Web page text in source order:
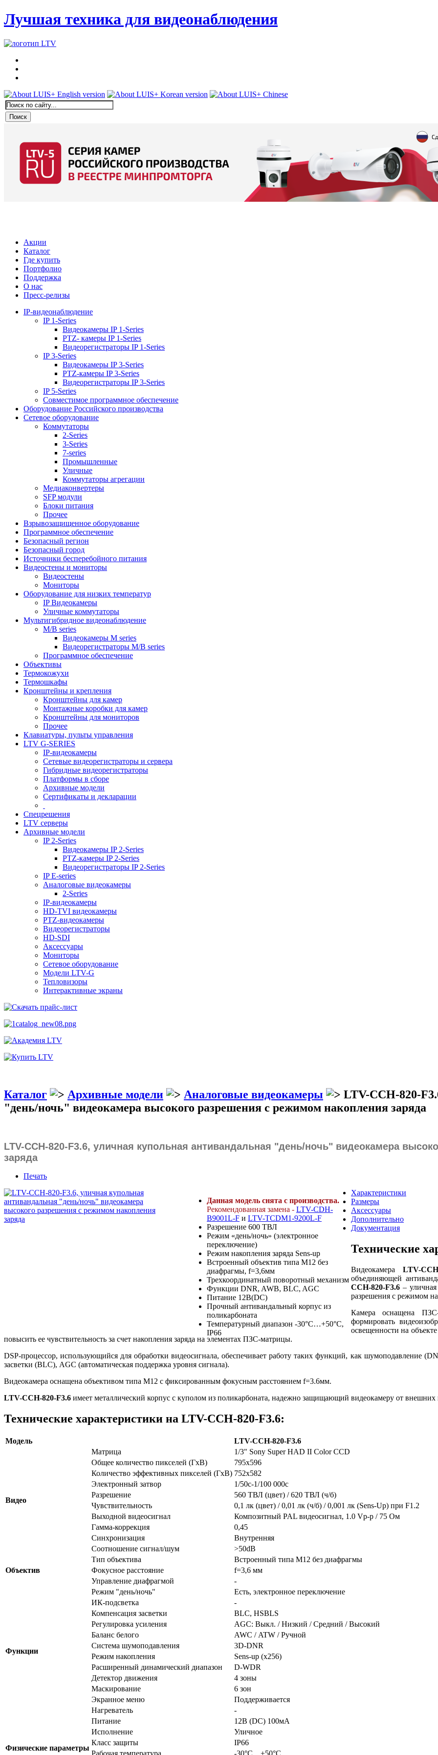
Лучшая техника для видеонаблюдения
Акции
Каталог
Где купить
Портфолио
Поддержка
О нас
Пресс-релизы
IP-видеонаблюдение
IP 1-Series
Видеокамеры IP 1-Series
PTZ- камеры IP 1-Series
Видеорегистраторы IP 1-Series
IP 3-Series
Видеокамеры IP 3-Series
PTZ-камеры IP 3-Series
Видеорегистраторы IP 3-Series
IP 5-Series
Совместимое программное обеспечение
Оборудование Российского производства
Сетевое оборудование
Коммутаторы
2-Series
3-Series
7-series
Промышленные
Уличные
Коммутаторы агрегации
Медиаконвертеры
SFP модули
Блоки питания
Прочее
Взрывозащищенное оборудование
Программное обеспечение
Безопасный регион
Безопасный город
Источники бесперебойного питания
Видеостены и мониторы
Видеостены
Мониторы
Оборудование для низких температур
IP Видеокамеры
Уличные коммутаторы
Мультигибридное видеонаблюдение
M/B series
Видеокамеры M series
Видеорегистраторы M/B series
Программное обеспечение
Объективы
Термокожухи
Термошкафы
Кронштейны и крепления
Кронштейны для камер
Монтажные коробки для камер
Кронштейны для мониторов
Прочее
Клавиатуры, пульты управления
LTV G-SERIES
IP-видеокамеры
Сетевые видеорегистраторы и сервера
Гибридные видеорегистраторы
Платформы в сборе
Архивные модели
Сертификаты и декларации
Спецрешения
LTV серверы
Архивные модели
IP 2-Series
Видеокамеры IP 2-Series
PTZ-камеры IP 2-Series
Видеорегистраторы IP 2-Series
IP E-series
Аналоговые видеокамеры
2-Series
IP-видеокамеры
HD-TVI видеокамеры
PTZ-видеокамеры
Видеорегистраторы
HD-SDI
Аксессуары
Мониторы
Сетевое оборудование
Модели LTV-G
Тепловизоры
Интерактивные экраны
Каталог Архивные модели Аналоговые видеокамеры
LTV-CCH-820-
"день/ночь" видеокамера высокого разрешения с режимом накопления заряда
LTV-CCH-820-F3.6, уличная купольная антивандальная "день/ночь" видеокамера
заряда
Печать
Данная модель снята с производства.
Рекомендованная замена - LTV-CDH-
B9001L-F и LTV-TCDM1-9200L-F
Разрешение 600 ТВЛ
Режим «день/ночь» (электронное
переключение)
Режим накопления заряда Sens-up
Встроенный объектив типа М12 без
диафрагмы, f=3,6мм
Трехкоординатный поворотный механизм
Функции DNR, AWB, BLC, AGC
Питание 12В(DC)
Прочный антивандальный корпус из
поликарбоната
Температурный диапазон -30°С…+50°С,
IP66
Характеристики
Размеры
Аксессуары
Дополнительно
Документация
Технические
ВидеокамераLTV-
объединяющей
CCH-820-F3.6 –
разрешения с режимом
Камера оснащена
формировать
освещенности на
повысить ее чувствительность за счет накопления заряда на элементах ПЗС-матрицы.
DSP-процессор, использующийся для обработки видеосигнала, обеспечивает работу таких функций, как шумоподавление
засветки (BLC), AGC (автоматическая поддержка уровня сигнала).
Видеокамера оснащена объективом типа М12 с фиксированным фокусным расстоянием f=3.6мм.
LTV-CCH-820-F3.6 имеет металлический корпус с куполом из поликарбоната, надежно защищающий видеокамеру от внешних
Технические характеристики на LTV-CCH-820-F3.6:
Модель LTV-CCH-820-F3.6
Видео
Матрица
1/3" Sony Super HAD II Color CCD
Общее количество пикселей (ГхВ)
795х596
Количество эффективных пикселей (ГхВ) 752х582
Электронный затвор
1/50с-1/100 000с
Разрешение
560 ТВЛ (цвет) / 620 ТВЛ (ч/б)
Чувствительность
0,1 лк (цвет) / 0,01 лк (ч/б) / 0,001 лк (Sens-Up) при F1.2
Выходной видеосигнал
Композитный PAL видеосигнал, 1.0 Vp-p / 75 Ом
Гамма-коррекция
0,45
Синхронизация
Внутренняя
Соотношение сигнал/шум
>50dB
Объектив
Тип объектива
Встроенный типа М12 без диафрагмы
Фокусное расстояние
f=3,6 мм
Управление диафрагмой
-
Функции
Режим "день/ночь"
Есть, электронное переключение
ИК-подсветка
-
Компенсация засветки
BLC, HSBLS
Регулировка усиления
AGC: Выкл. / Низкий / Средний / Высокий
Баланс белого
AWС / ATW / Ручной
Система шумоподавления
3D-DNR
Режим накопления
Sens-up (х256)
Расширенный динамический диапазон
D-WDR
Детектор движения
4 зоны
Маскирование
6 зон
Экранное меню
Поддерживается
Нагреватель
-
Физические параметры
Питание
12В (DC) 100мА
Исполнение
Уличное
Класс защиты
IP66
Рабочая температура
-30°C…+50°C